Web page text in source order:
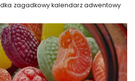
zagadkowy kalendarz adwentowy